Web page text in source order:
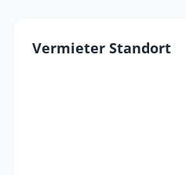
Vermieter Standort